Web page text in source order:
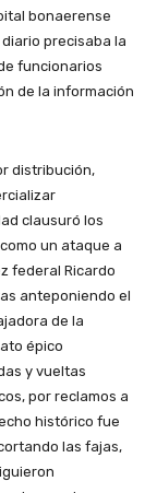
bonaerense
precisaba la
funcionarios
de la información
distribución,
clausuró los
un ataque a
federal Ricardo
anteponiendo el
de la
épico
y vueltas
por reclamos a
histórico fue
las fajas,